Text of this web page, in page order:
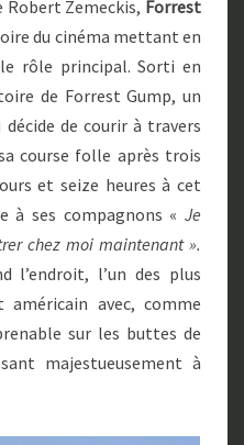
Zemeckis, Forrest
du cinéma mettant en
rôle principal. Sorti en
de Forrest Gump, un
de courir à travers
course folle après trois
et seize heures à cet
à ses compagnons « Je
chez moi maintenant ».
l’endroit, l’un des plus
américain avec, comme
sur les buttes de
majestueusement à